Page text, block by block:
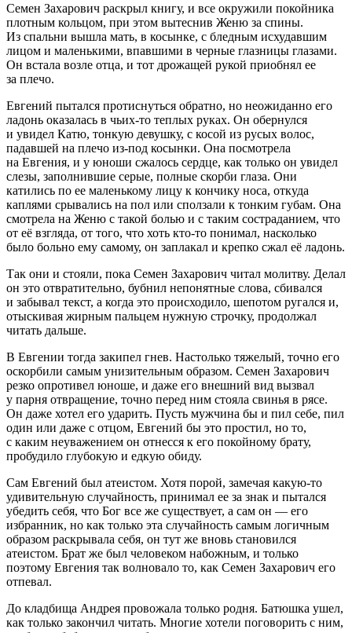
Семен Захарович раскрыл книгу, и все окружили покойника
плотным кольцом, при этом вытеснив Женю за спины.
Из спальни вышла мать, в косынке, с бледным исхудавшим
лицом и маленькими, впавшими в черные глазницы глазами.
Он встала возле отца, и тот дрожащей рукой приобнял ее
за плечо.
Евгений пытался протиснуться обратно, но неожиданно его
ладонь оказалась в чьих-то теплых руках. Он обернулся
и увидел Катю, тонкую девушку, с косой из русых волос,
падавшей на плечо из-под косынки. Она посмотрела
на Евгения, и у юноши сжалось сердце, как только он увидел
слезы, заполнившие серые, полные скорби глаза. Они
катились по ее маленькому лицу к кончику носа, откуда
каплями срывались на пол или сползали к тонким губам. Она
смотрела на Женю с такой болью и с таким состраданием, что
от её взгляда, от того, что хоть кто-то понимал, насколько
было больно ему самому, он заплакал и крепко сжал её ладонь.
Так они и стояли, пока Семен Захарович читал молитву. Делал
он это отвратительно, бубнил непонятные слова, сбивался
и забывал текст, а когда это происходило, шепотом ругался и,
отыскивая жирным пальцем нужную строчку, продолжал
читать дальше.
В Евгении тогда закипел гнев. Настолько тяжелый, точно его
оскорбили самым унизительным образом. Семен Захарович
резко опротивел юноше, и даже его внешний вид вызвал
у парня отвращение, точно перед ним стояла свинья в рясе.
Он даже хотел его ударить. Пусть мужчина бы и пил себе, пил
один или даже с отцом, Евгений бы это простил, но то,
с каким неуважением он отнесся к его покойному брату,
пробудило глубокую и едкую обиду.
Сам Евгений был атеистом. Хотя порой, замечая какую-то
удивительную случайность, принимал ее за знак и пытался
убедить себя, что Бог все же существует, а сам он — его
избранник, но как только эта случайность самым логичным
образом раскрывала себя, он тут же вновь становился
атеистом. Брат же был человеком набожным, и только
поэтому Евгения так волновало то, как Семен Захарович его
отпевал.
До кладбища Андрея провожала только родня. Батюшка ушел,
как только закончил читать. Многие хотели поговорить с ним,